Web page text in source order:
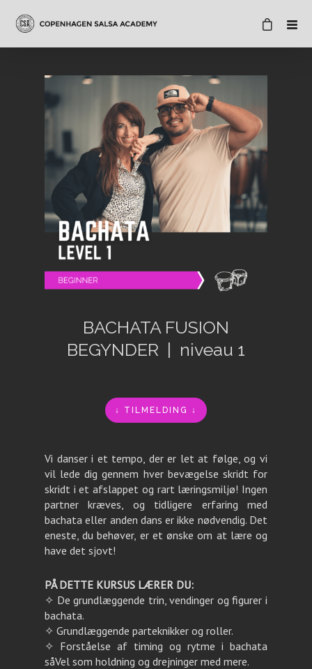
BACHATA FUSION
BEGYNDER | niveau 1
↓ TILMELDING ↓
Vi danser i et tempo, der er let at følge, og vi
vil lede dig gennem hver bevægelse skridt for
skridt i et afslappet og rart læringsmiljø! Ingen
partner kræves, og tidligere erfaring med
bachata eller anden dans er ikke nødvendig. Det
eneste, du behøver, er et ønske om at lære og
have det sjovt!
PÅ DETTE KURSUS LÆRER DU:
✧ De grundlæggende trin, vendinger og figurer i
bachata.
✧ Grundlæggende parteknikker og roller.
✧ Forståelse af timing og rytme i bachata
såVel som holdning og drejninger med mere.